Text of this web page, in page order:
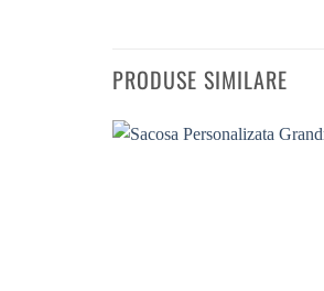
PRODUSE SIMILARE